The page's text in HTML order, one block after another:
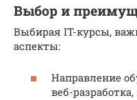
Выбор и
Выбирая IT-курсы,
аспекты:
Направление
веб-